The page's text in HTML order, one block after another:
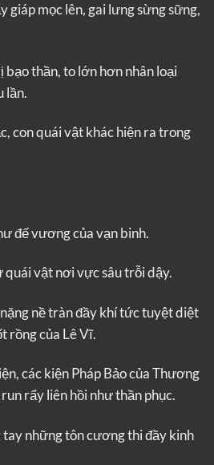
giáp mọc lên, gai lưng sừng sững,
bạo thần, to lớn hơn nhân loại
lần.
con quái vật khác hiện ra trong
đế vương của vạn binh.
vật nơi vực sâu trỗi dậy.
nề tràn đầy khí tức tuyệt diệt
rồng của Lê Vĩ.
các kiện Pháp Bảo của Thương
rẩy liên hồi như thần phục.
những tôn cương thi đầy kinh